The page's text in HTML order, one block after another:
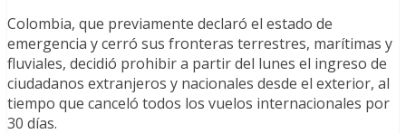
Colombia, que previamente declaró el estado de
emergencia y cerró sus fronteras terrestres, marítimas y
fluviales, decidió prohibir a partir del lunes el ingreso de
ciudadanos extranjeros y nacionales desde el exterior, al
tiempo que canceló todos los vuelos internacionales por
30 días.